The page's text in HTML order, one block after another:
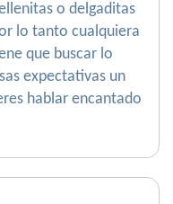
o delgaditas
lo tanto cualquiera
que buscar lo
expectativas un
hablar encantado